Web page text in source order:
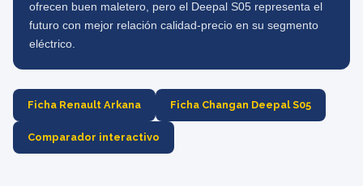
ofrecen buen maletero, pero el Deepal S05 representa el
futuro con mejor relación calidad-precio en su segmento
eléctrico.
Ficha Renault Arkana Ficha Changan Deepal S05
Comparador interactivo